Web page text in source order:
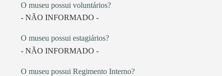
O museu possui voluntários?
- NÃO INFORMADO -
O museu possui estagiários?
- NÃO INFORMADO -
O museu possui Regimento Interno?